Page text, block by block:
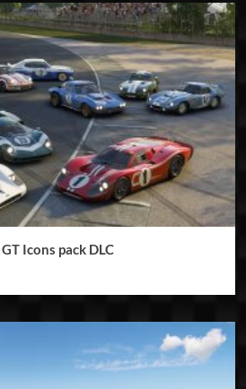
Icons pack DLC